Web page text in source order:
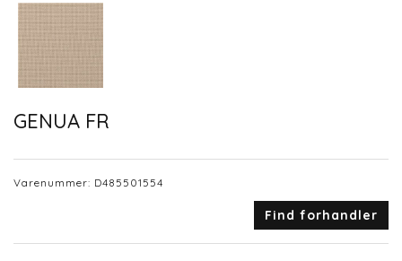
GENUA FR
Varenummer: D485501554
Find forhandler